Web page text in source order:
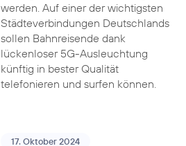
werden. Auf einer der wichtigsten
Städteverbindungen Deutschlands
sollen Bahnreisende dank
lückenloser 5G-Ausleuchtung
künftig in bester Qualität
telefonieren und surfen können.
17. Oktober 2024